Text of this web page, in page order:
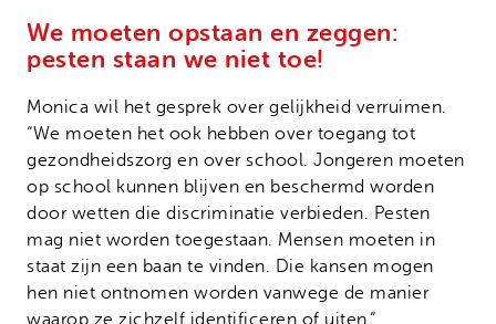
We moeten opstaan en zeggen:
pesten staan we niet toe!
Monica wil het gesprek over gelijkheid verruimen.
“We moeten het ook hebben over toegang tot
gezondheidszorg en over school. Jongeren moeten
op school kunnen blijven en beschermd worden
door wetten die discriminatie verbieden. Pesten
mag niet worden toegestaan. Mensen moeten in
staat zijn een baan te vinden. Die kansen mogen
hen niet ontnomen worden vanwege de manier
waarop ze zichzelf identificeren of uiten.”